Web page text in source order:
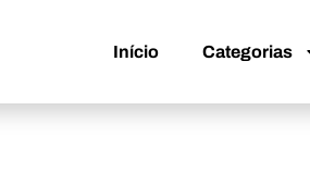
Início Categorias
Início Categorias